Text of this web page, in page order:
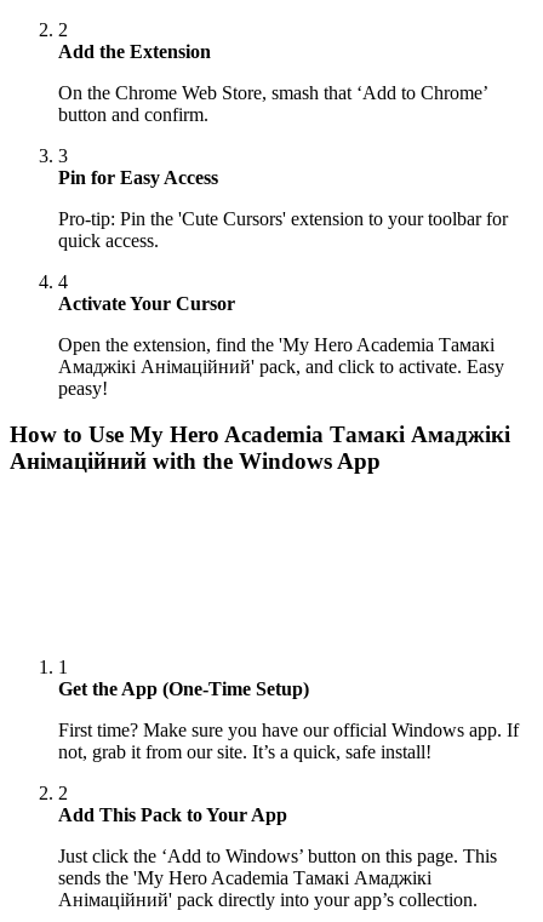
2
Add the Extension
On the Chrome Web Store, smash that ‘Add to Chrome’
button and confirm.
3
Pin for Easy Access
Pro-tip: Pin the 'Cute Cursors' extension to your toolbar for
quick access.
4
Activate Your Cursor
Open the extension, find the 'My Hero Academia Тамакі
Амаджікі Анімаційний' pack, and click to activate. Easy
peasy!
How to Use My Hero Academia Тамакі Амаджікі
Анімаційний with the Windows App
1
Get the App (One-Time Setup)
First time? Make sure you have our official Windows app. If
not, grab it from our site. It’s a quick, safe install!
2
Add This Pack to Your App
Just click the ‘Add to Windows’ button on this page. This
sends the 'My Hero Academia Тамакі Амаджікі
Анімаційний' pack directly into your app’s collection.